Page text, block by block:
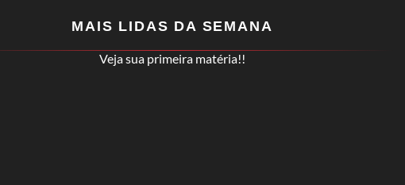
MAIS LIDAS DA SEMANA
Veja sua primeira matéria!!